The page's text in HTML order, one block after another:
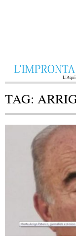
TAG: